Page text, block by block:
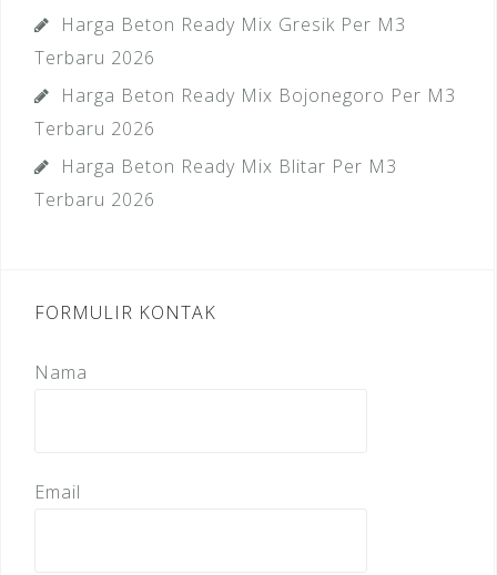
Harga Beton Ready Mix Gresik Per M3
Terbaru 2026
Harga Beton Ready Mix Bojonegoro Per M3
Terbaru 2026
Harga Beton Ready Mix Blitar Per M3
Terbaru 2026
FORMULIR KONTAK
Nama
Email